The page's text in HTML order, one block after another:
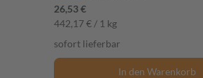
26,53 €
442,17 € / 1 kg
sofort lieferbar
In den Warenkorb